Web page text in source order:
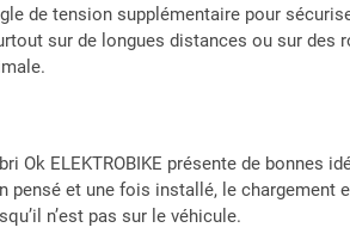
de tension supplémentaire pour
sur de longues distances ou sur des
Ok ELEKTROBIKE présente de bonnes
et une fois installé, le chargement
n’est pas sur le véhicule.